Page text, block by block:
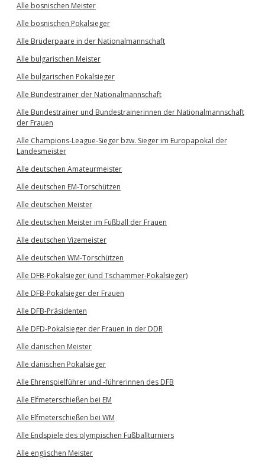
Alle bosnischen Meister
Alle bosnischen Pokalsieger
Alle Brüderpaare in der Nationalmannschaft
Alle bulgarischen Meister
Alle bulgarischen Pokalsieger
Alle Bundestrainer der Nationalmannschaft
Alle Bundestrainer und Bundestrainerinnen der Nationalmannschaft
der Frauen
Alle Champions-League-Sieger bzw. Sieger im Europapokal der
Landesmeister
Alle deutschen Amateurmeister
Alle deutschen EM-Torschützen
Alle deutschen Meister
Alle deutschen Meister im Fußball der Frauen
Alle deutschen Vizemeister
Alle deutschen WM-Torschützen
Alle DFB-Pokalsieger (und Tschammer-Pokalsieger)
Alle DFB-Pokalsieger der Frauen
Alle DFB-Präsidenten
Alle DFD-Pokalsieger der Frauen in der DDR
Alle dänischen Meister
Alle dänischen Pokalsieger
Alle Ehrenspielführer und -führerinnen des DFB
Alle Elfmeterschießen bei EM
Alle Elfmeterschießen bei WM
Alle Endspiele des olympischen Fußballturniers
Alle englischen Meister